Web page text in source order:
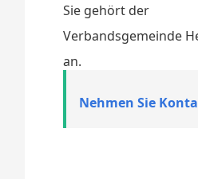
Sie gehört der
Verbandsgemeinde
an.
Nehmen Sie